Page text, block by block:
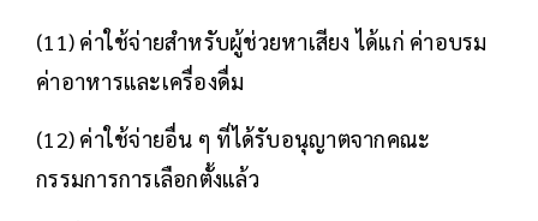
(11) ค่าใช้จ่ายสำหรับผู้ช่วยหาเสียง ได้แก่ ค่าอบรม
ค่าอาหารและเครื่องดื่ม
(12) ค่าใช้จ่ายอื่น ๆ ที่ได้รับอนุญาตจากคณะ
กรรมการการเลือกตั้งแล้ว